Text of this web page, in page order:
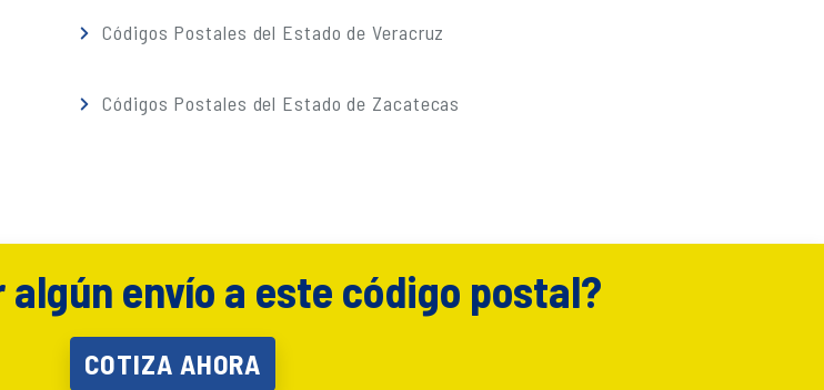
Códigos Postales del Estado de Veracruz
Códigos Postales del Estado de Zacatecas
algún envío a este código postal?
COTIZA AHORA